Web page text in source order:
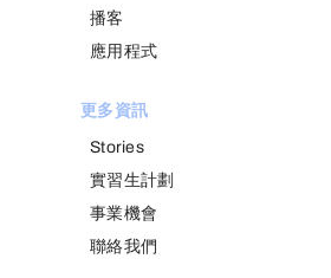
播客
應用程式
更多資訊
Stories
實習生計劃
事業機會
聯絡我們